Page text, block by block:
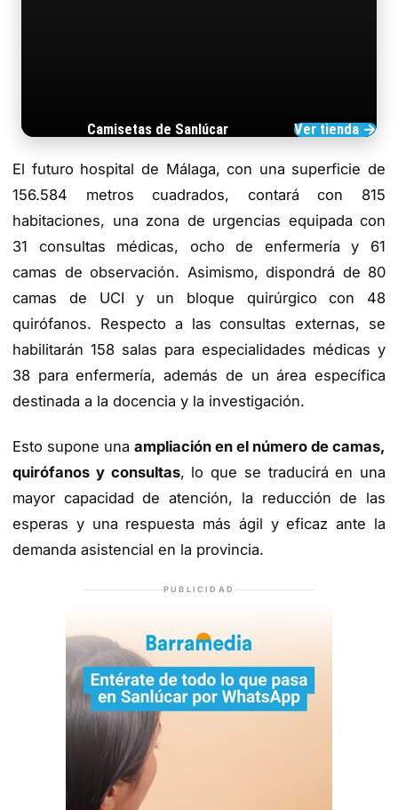
Camisetas de Sanlúcar Ver tienda →
El futuro hospital de Málaga, con una superficie de
156.584 metros cuadrados, contará con 815
habitaciones, una zona de urgencias equipada con
31 consultas médicas, ocho de enfermería y 61
camas de observación. Asimismo, dispondrá de 80
camas de UCI y un bloque quirúrgico con 48
quirófanos. Respecto a las consultas externas, se
habilitarán 158 salas para especialidades médicas y
38 para enfermería, además de un área específica
destinada a la docencia y la investigación.
Esto supone una ampliación en el número de camas,
quirófanos y consultas, lo que se traducirá en una
mayor capacidad de atención, la reducción de las
esperas y una respuesta más ágil y eficaz ante la
demanda asistencial en la provincia.
PUBLICIDAD